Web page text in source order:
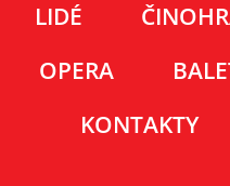
LIDÉ
OPERA
KONTAKTY